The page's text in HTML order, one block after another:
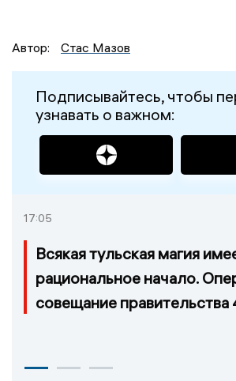
Автор: Стас Мазов
Подписывайтесь, чтобы
узнавать о важном:
17:05
Всякая тульская магия
рациональное начало.
совещание правительства